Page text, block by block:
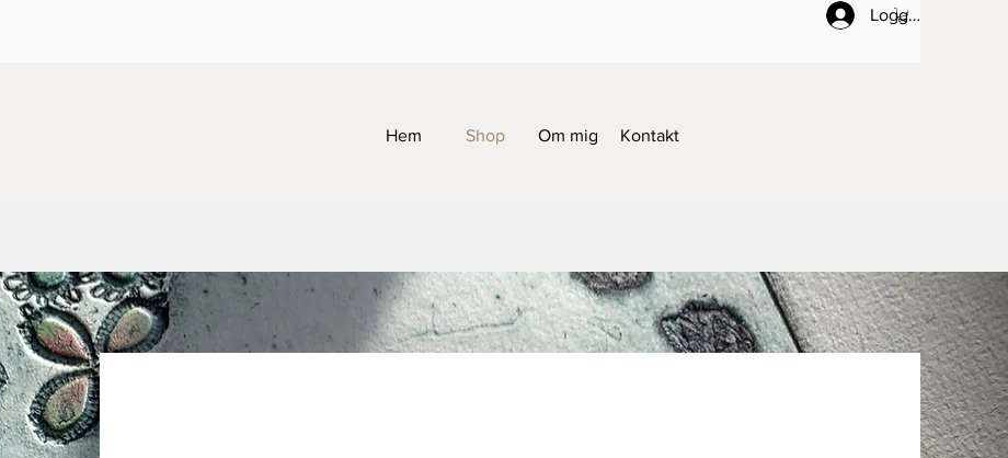
Logga in
Hem Shop Om mig Kontakt